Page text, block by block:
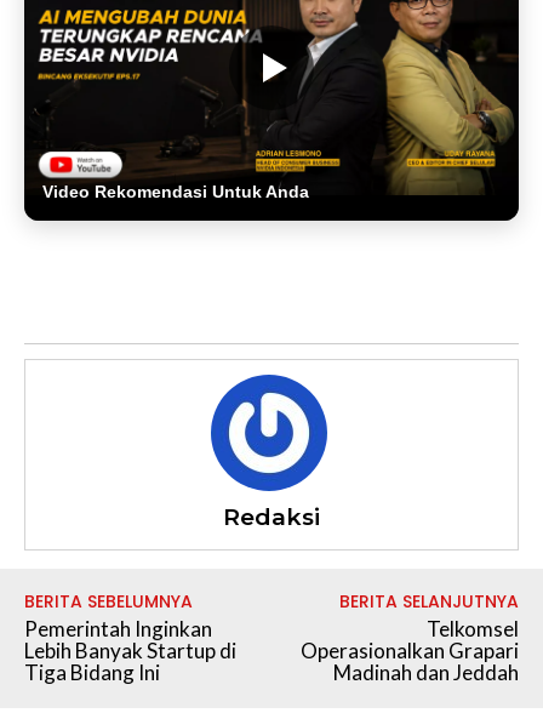
Video Rekomendasi Untuk Anda
Redaksi
BERITA SEBELUMNYA
Pemerintah Inginkan
Lebih Banyak Startup di
Tiga Bidang Ini
BERITA SELANJUTNYA
Telkomsel
Operasionalkan Grapari
Madinah dan Jeddah